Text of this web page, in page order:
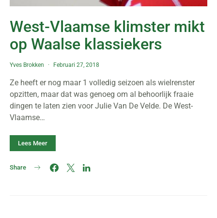
West-Vlaamse klimster mikt
op Waalse klassiekers
Yves Brokken Februari 27, 2018
Ze heeft er nog maar 1 volledig seizoen als wielrenster
opzitten, maar dat was genoeg om al behoorlijk fraaie
dingen te laten zien voor Julie Van De Velde. De West-
Vlaamse…
Lees Meer
Share